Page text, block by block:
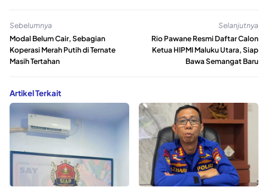
Sebelumnya
Modal Belum Cair, Sebagian
Koperasi Merah Putih di Ternate
Masih Tertahan
Selanjutnya
Rio Pawane Resmi Daftar Calon
Ketua HIPMI Maluku Utara, Siap
Bawa Semangat Baru
Artikel Terkait